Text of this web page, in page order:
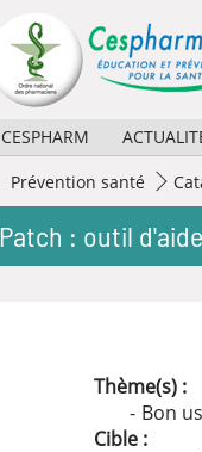
CESPHARM
Missions
Activités
2026
2025
Prévention santé
Patch : outil
Thème(s) :
Bon
Cible :